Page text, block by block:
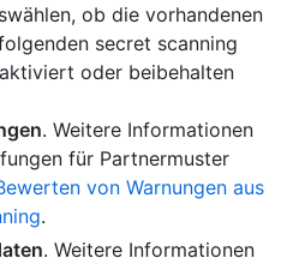
ob die vorhandenen
secret scanning
oder beibehalten
. Weitere Informationen
für Partnermuster
von Warnungen aus
.
. Weitere Informationen